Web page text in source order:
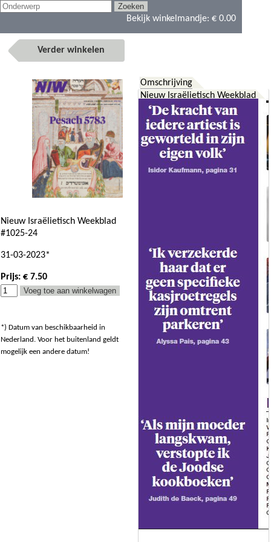
Bekijk winkelmandje: € 0.00
Verder winkelen
Omschrijving
Nieuw Israëlietisch Weekblad
Nieuw Israëlietisch Weekblad
#1025-24
31-03-2023*
Prijs: € 7.50
*) Datum van beschikbaarheid in
Nederland. Voor het buitenland geldt
mogelijk een andere datum!